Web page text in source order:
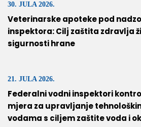
30. JULA 2026.
Veterinarske apoteke pod
inspektora: Cilj zaštita zdravlja
sigurnosti hrane
21. JULA 2026.
Federalni vodni inspektori
mjera za upravljanje
vodama s ciljem zaštite voda i